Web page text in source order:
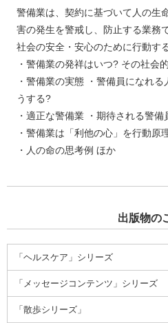
警備業は、契約に基づいて人の生
害の発生を警戒し、防止する業務で
社会の安全・安心のために行動す
・警備業の発祥はいつ? その社会
・警備業の実態 ・警備員になれ
うする?
・適正な警備業 ・期待される警備
・警備業は「利他の心」を行動原
・人の命の思考例 ほか
出版物の
「ヘルスケア」シリーズ
「メッセージコンテンツ」シリーズ
「散歩シリーズ」